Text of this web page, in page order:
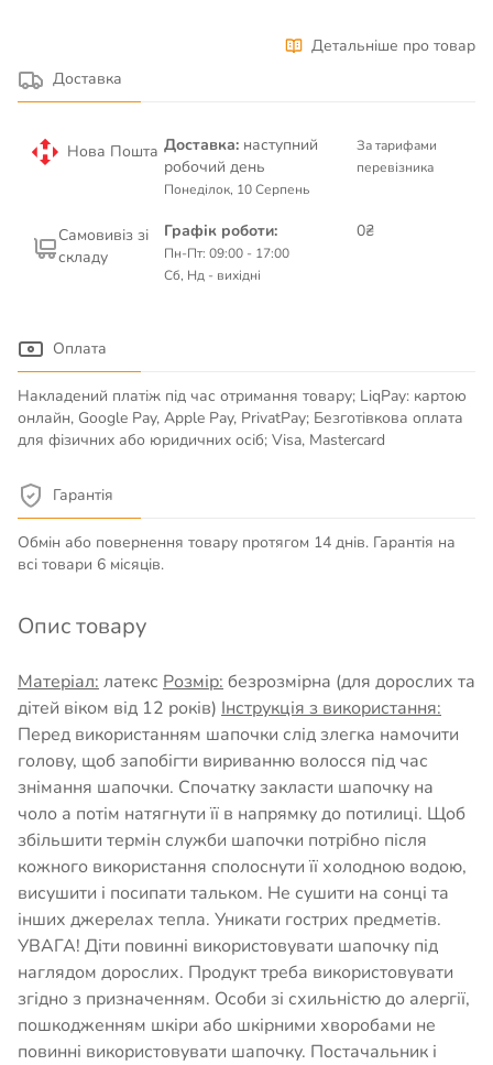
Детальніше про товар
Доставка
Нова Пошта Доставка: наступний
робочий день
Понеділок, 10 Серпень
За тарифами
перевізника
Самовивіз зі
складу
Графік роботи:
Пн-Пт: 09:00 - 17:00
Сб, Нд - вихідні
0₴
Оплата
Накладений платіж під час отримання товару; LiqPay: картою
онлайн, Google Pay, Apple Pay, PrivatPay; Безготівкова оплата
для фізичних або юридичних осіб; Visa, Mastercard
Гарантія
Обмін або повернення товару протягом 14 днів. Гарантія на
всі товари 6 місяців.
Опис товару
Матеріал: латекс Розмір: безрозмірна (для дорослих та
дітей віком від 12 років) Інструкція з використання:
Перед використанням шапочки слід злегка намочити
голову, щоб запобігти вириванню волосся під час
знімання шапочки. Спочатку закласти шапочку на
чоло а потім натягнути її в напрямку до потилиці. Щоб
збільшити термін служби шапочки потрібно після
кожного використання сполоснути її холодною водою,
висушити і посипати тальком. Не сушити на сонці та
інших джерелах тепла. Уникати гострих предметів.
УВАГА! Діти повинні використовувати шапочку під
наглядом дорослих. Продукт треба використовувати
згідно з призначенням. Особи зі схильністю до алергії,
пошкодженням шкіри або шкірними хворобами не
повинні використовувати шапочку. Постачальник і